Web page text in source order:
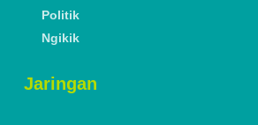
Politik
Ngikik
Jaringan